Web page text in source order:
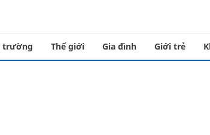
trường Thế giới Gia đình Giới trẻ